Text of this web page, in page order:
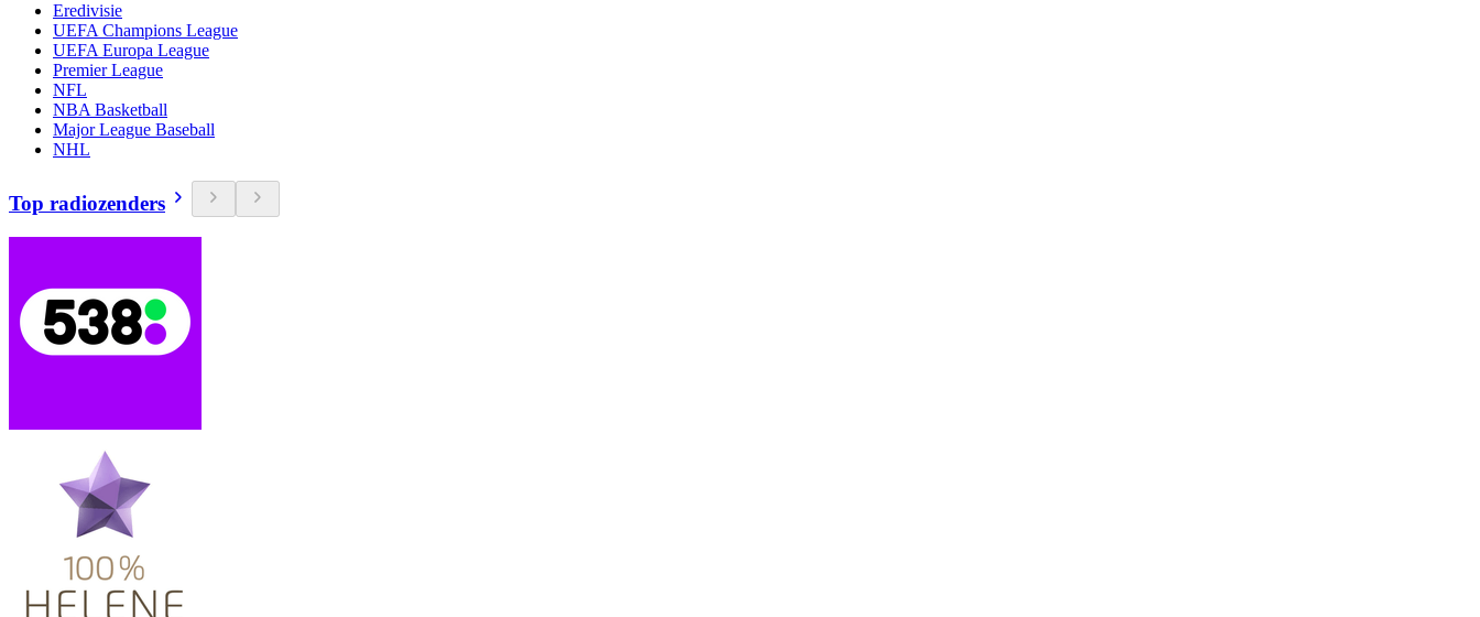
Eredivisie
UEFA Champions League
UEFA Europa League
Premier League
NFL
NBA Basketball
Major League Baseball
NHL
Top radiozenders